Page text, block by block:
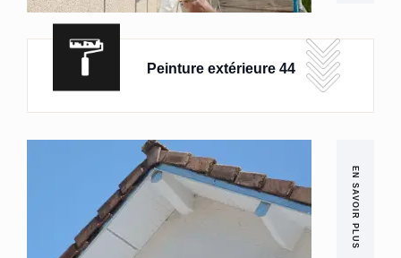
Peinture extérieure 44
EN SAVOIR PLUS